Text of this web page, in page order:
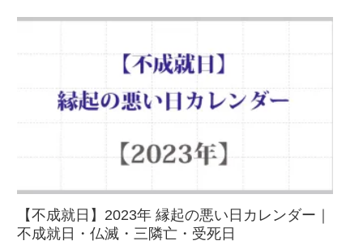
【不成就日】2023年 縁起の悪い日カレンダー｜
不成就日・仏滅・三隣亡・受死日